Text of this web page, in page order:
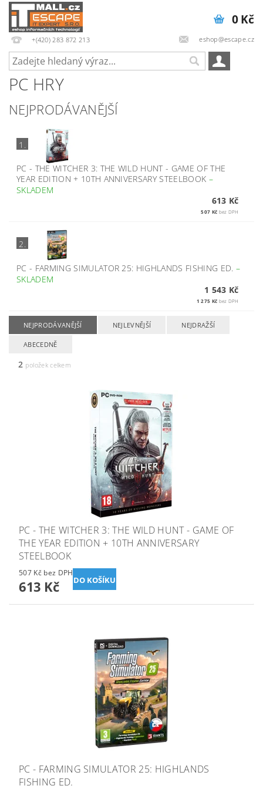
+(420) 283 872 213 eshop@escape.cz
0 Kč
PC HRY
NEJPRODÁVANĚJŠÍ
1.
PC - THE WITCHER 3: THE WILD HUNT - GAME OF THE
YEAR EDITION + 10TH ANNIVERSARY STEELBOOK –
SKLADEM
613 Kč
507 Kč bez DPH
2.
PC - FARMING SIMULATOR 25: HIGHLANDS FISHING ED. –
SKLADEM
1 543 Kč
1 275 Kč bez DPH
NEJPRODÁVANĚJŠÍ NEJLEVNĚJŠÍ NEJDRAŽŠÍ
ABECEDNĚ
2 položek celkem
PC - THE WITCHER 3: THE WILD HUNT - GAME OF
THE YEAR EDITION + 10TH ANNIVERSARY
STEELBOOK
507 Kč bez DPH
613 Kč
PC - FARMING SIMULATOR 25: HIGHLANDS
FISHING ED.